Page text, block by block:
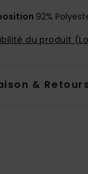
92%
du produit
& Retours